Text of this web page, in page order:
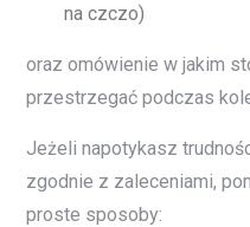
na czczo)
oraz omówienie w jakim
przestrzegać podczas
Jeżeli napotykasz
zgodnie z zaleceniami,
proste sposoby: